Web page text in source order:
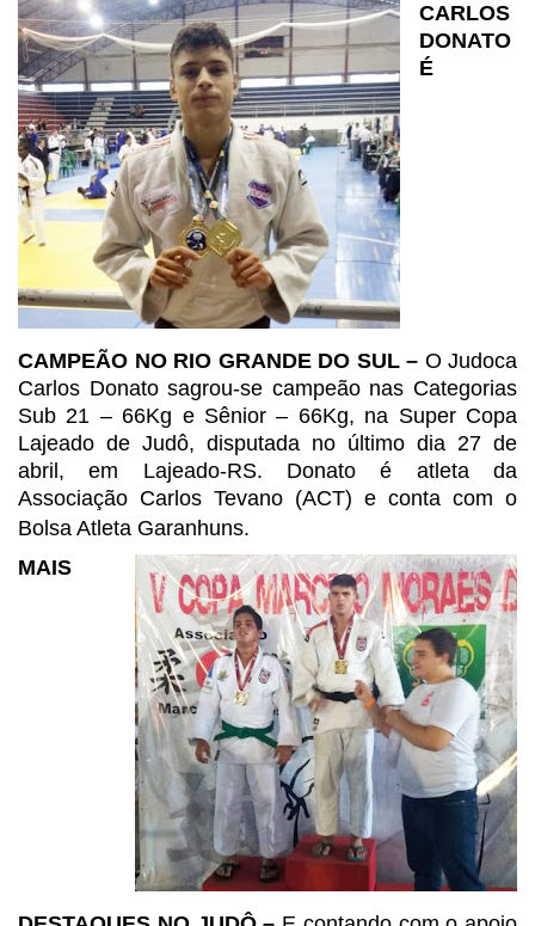
CARLOS
DONATO
É
CAMPEÃO NO RIO GRANDE DO SUL – O Judoca
Carlos Donato sagrou-se campeão nas Categorias
Sub 21 – 66Kg e Sênior – 66Kg, na SuperCopa
Lajeado de Judô, disputada no último dia 27 de
abril, em Lajeado-RS. Donato é atleta da
Associação Carlos Tevano (ACT) e conta com o
Bolsa Atleta Garanhuns.
MAIS